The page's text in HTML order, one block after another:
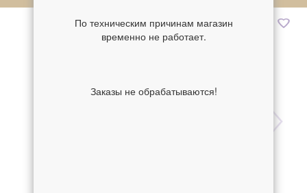
По техническим причинам магазин
временно не работает.
Заказы не обрабатываются!